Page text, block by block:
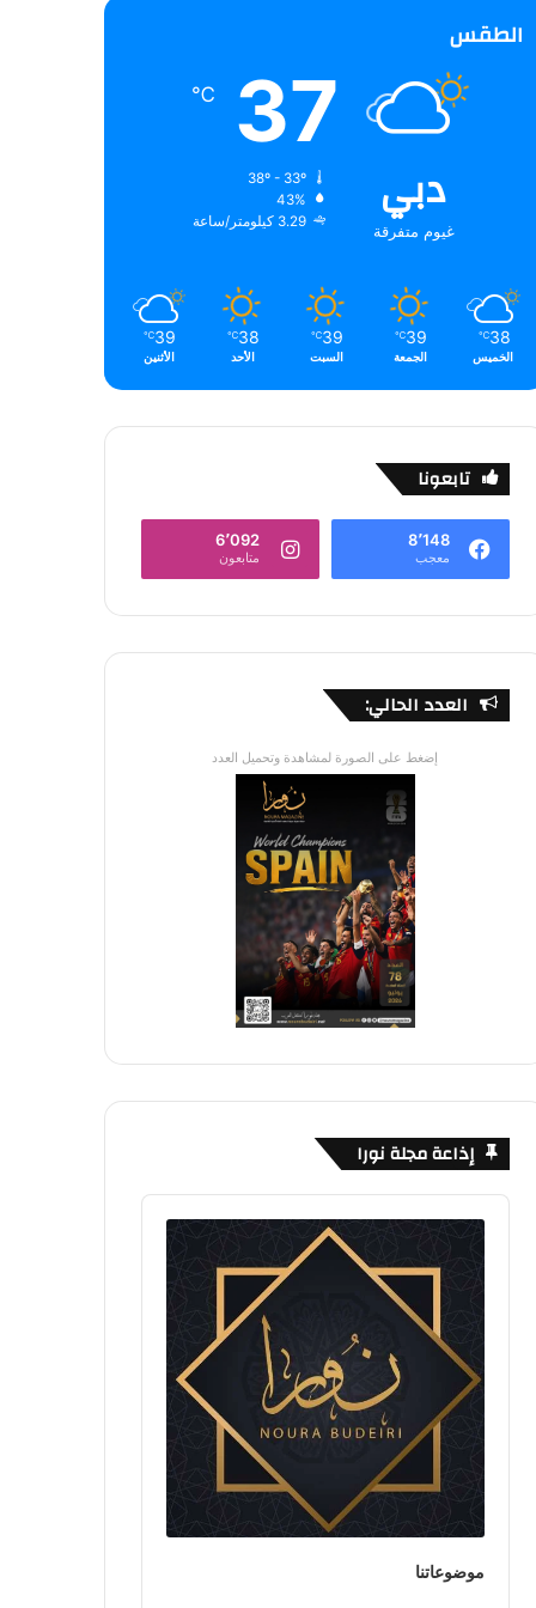
الطقس
دبي
غيوم متفرقة
37
℃
43%
3.29 كيلومتر/ساعة
38
℃
الخميس
39
℃
الجمعة
39
℃
السبت
38
℃
الأحد
39
℃
الأثنين
تابعونا
8٬148
معجب
6٬092
متابعون
العدد الحالي:
إضغط على الصورة لمشاهدة وتحميل العدد
إذاعة مجلة نورا
Audio
Player
موضوعاتنا